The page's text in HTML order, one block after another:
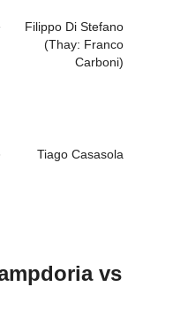
Filippo Di Stefano
(Thay: Franco
Carboni)
Tiago Casasola
vs